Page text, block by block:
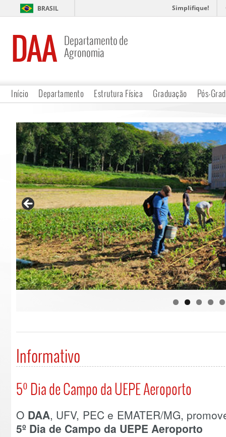
BRASIL Simplifique!
DAA Departamento de
Agronomia
Início Departamento Estrutura Física Graduação Pós-
Informativo
5º Dia de Campo da UEPE Aeroporto
O DAA, UFV, PEC e EMATER/MG,
5º Dia de Campo da UEPE Aeroporto